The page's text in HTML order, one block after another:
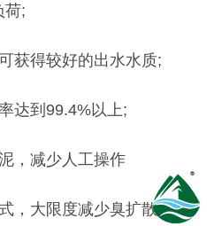
荷;
得较好的出水水质;
到99.4%以上;
减少人工操作
大限度减少臭扩散;